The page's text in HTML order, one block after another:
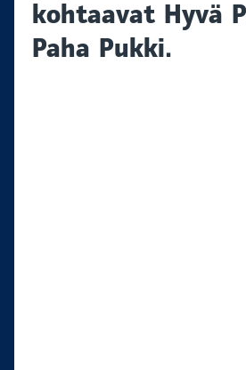
kohtaavat Hyvä
Paha Pukki.